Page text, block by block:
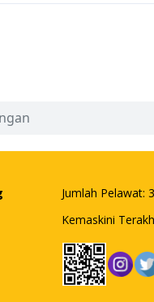
Jumlah Pelawat:
Kemaskini